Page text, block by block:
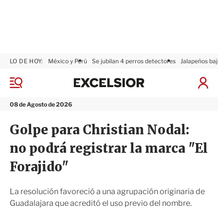
M
n
08 de Agosto de 2026
LO DE HOY: México y Perú Se jubilan 4 perros detectores Jalapeños
I
r
S
ó
n
x
s
r
Golpe para Christian Nodal:
no podrá registrar la marca "El
Forajido"
La resolución favoreció a una agrupación originaria de
Guadalajara que acreditó el uso previo del nombre.